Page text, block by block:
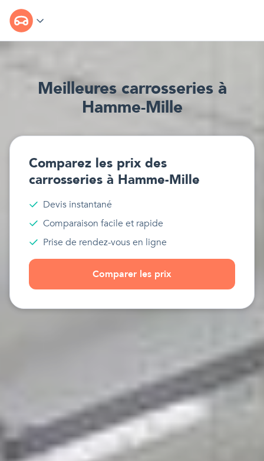
Meilleurescarrosseriesà
Hamme-Mille
Comparez les prix des
carrosseries à Hamme-Mille
Devis instantané
Comparaison facile et rapide
Prise de rendez-vous en ligne
Comparer les prix